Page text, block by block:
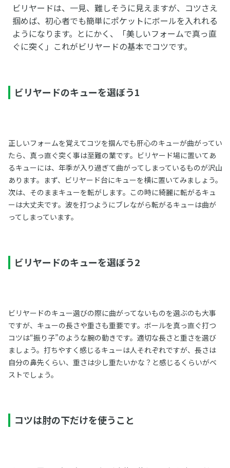
ビリヤードは、一見、難しそうに見えますが、コツさえ
掴めば、初心者でも簡単にポケットにボールを入れれる
ようになります。とにかく、「美しいフォームで真っ直
ぐに突く」これがビリヤードの基本でコツです。
ビリヤードのキューを選ぼう1
正しいフォームを覚えてコツを掴んでも肝心のキューが曲がってい
たら、真っ直ぐ突く事は至難の業です。ビリヤード場に置いてあ
るキューには、年季が入り過ぎて曲がってしまっているものが沢山
あります。まず、ビリヤード台にキューを横に置いてみましょう。
次は、そのままキューを転がします。この時に綺麗に転がるキュ
ーは大丈夫です。波を打つようにブレながら転がるキューは曲が
ってしまっています。
ビリヤードのキューを選ぼう2
ビリヤードのキュー選びの際に曲がってないものを選ぶのも大事
ですが、キューの長さや重さも重要です。ボールを真っ直ぐ打つ
コツは“振り子”のような腕の動きです。適切な長さと重さを選び
ましょう。打ちやすく感じるキューは人それぞれですが、長さは
自分の鼻先くらい、重さは少し重たいかな？と感じるくらいがベ
ストでしょう。
コツは肘の下だけを使うこと